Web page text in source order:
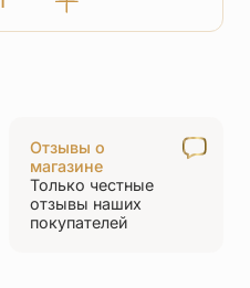
Количество
«Ангел
хранитель»
ПД104
серебро/
Отзывы о
магазине
Только честные
отзывы наших
покупателей